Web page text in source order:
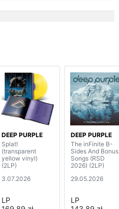
DEEP PURPLE
Splat!
(transparent
yellow vinyl)
(2LP)
3.07.2026
LP
DEEP PURPLE
The inFinite B-
Sides And Bonus
Songs (RSD
2026) (2LP)
29.05.2026
LP